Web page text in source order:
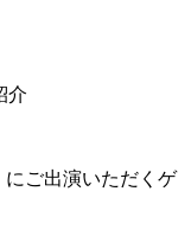
介
にご出演いただくゲ